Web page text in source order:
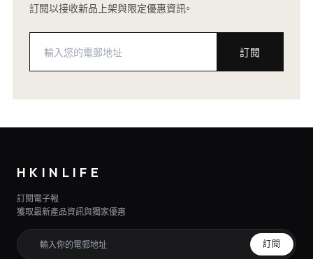
訂閱以接收新品上架與限定優惠資訊。
訂閱
HKINLIFE
訂閱電子報
獲取最新產品資訊與獨家優惠
訂閱